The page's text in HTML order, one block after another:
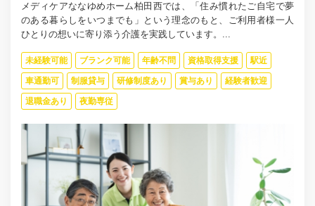
メディケアななゆめホーム柏田西では、「住み慣れたご自宅で夢
のある暮らしをいつまでも」という理念のもと、ご利用者様一人
ひとりの想いに寄り添う介護を実践しています。...
未経験可能 ブランク可能 年齢不問 資格取得支援 駅近
車通勤可 制服貸与 研修制度あり 賞与あり 経験者歓迎
退職金あり 夜勤専従